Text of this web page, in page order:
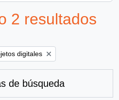
2 resultados
filter:digitales
de búsqueda